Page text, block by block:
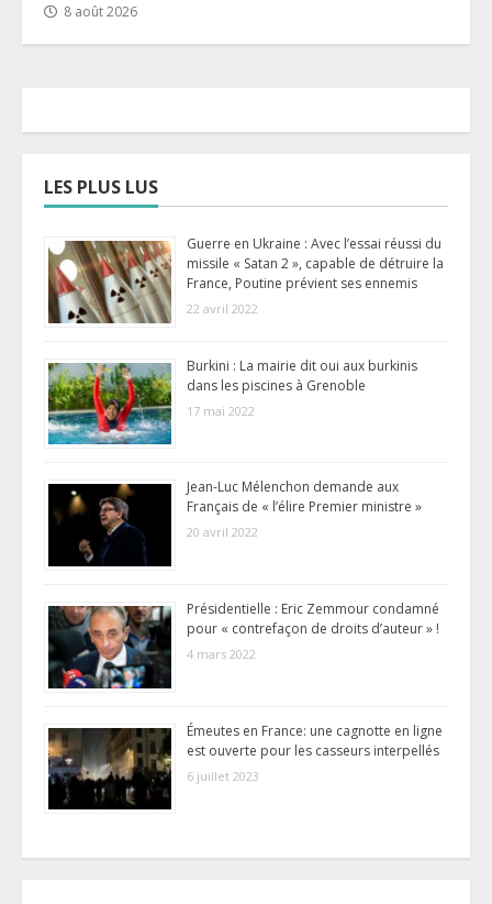
8 août 2026
LES PLUS LUS
Guerre en Ukraine : Avec l’essai réussi du
missile « Satan 2 », capable de détruire la
France, Poutine prévient ses ennemis
22 avril 2022
Burkini : La mairie dit oui aux burkinis
dans les piscines à Grenoble
17 mai 2022
Jean-Luc Mélenchon demande aux
Français de « l’élire Premier ministre »
20 avril 2022
Présidentielle : Eric Zemmour condamné
pour « contrefaçon de droits d’auteur » !
4 mars 2022
Émeutes en France: une cagnotte en ligne
est ouverte pour les casseurs interpellés
6 juillet 2023